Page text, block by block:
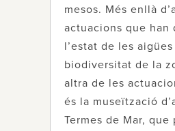
mesos. Més enllà
actuacions que han
l’estat de les
biodiversitat de la
altra de les
és la museïtzació
Termes de Mar, que